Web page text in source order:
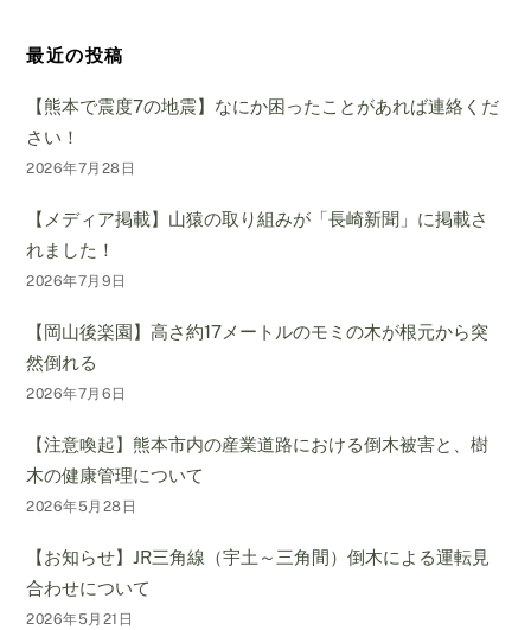
最近の投稿
【熊本で震度7の地震】なにか困ったことがあれば連絡くだ
さい！
2026年7月28日
【メディア掲載】山猿の取り組みが「長崎新聞」に掲載さ
れました！
2026年7月9日
【岡山後楽園】高さ約17メートルのモミの木が根元から突
然倒れる
2026年7月6日
【注意喚起】熊本市内の産業道路における倒木被害と、樹
木の健康管理について
2026年5月28日
【お知らせ】JR三角線（宇土～三角間）倒木による運転見
合わせについて
2026年5月21日